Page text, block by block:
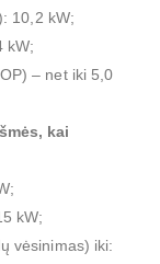
10,2 kW;
kW;
– net iki 5,0
kai
kW;
vėsinimas) iki: